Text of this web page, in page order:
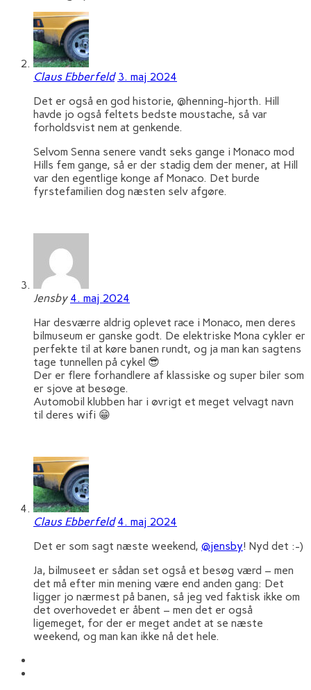
Claus Ebberfeld 3. maj 2024
Det er også en god historie, @henning-hjorth. Hill
havde jo også feltets bedste moustache, så var
forholdsvist nem at genkende.
Selvom Senna senere vandt seks gange i Monaco mod
Hills fem gange, så er der stadig dem der mener, at Hill
var den egentlige konge af Monaco. Det burde
fyrstefamilien dog næsten selv afgøre.
Jensby 4. maj 2024
Har desværre aldrig oplevet race i Monaco, men deres
bilmuseum er ganske godt. De elektriske Mona cykler er
perfekte til at køre banen rundt, og ja man kan sagtens
tage tunnellen på cykel 😎
Der er flere forhandlere af klassiske og super biler som
er sjove at besøge.
Automobil klubben har i øvrigt et meget velvagt navn
til deres wifi 😁
Claus Ebberfeld 4. maj 2024
Det er som sagt næste weekend, @jensby! Nyd det :-)
Ja, bilmuseet er sådan set også et besøg værd – men
det må efter min mening være end anden gang: Det
ligger jo nærmest på banen, så jeg ved faktisk ikke om
det overhovedet er åbent – men det er også
ligemeget, for der er meget andet at se næste
weekend, og man kan ikke nå det hele.